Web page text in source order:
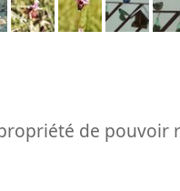
de pouvoir